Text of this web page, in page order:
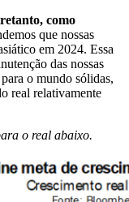
como
que nossas
em 2024. Essa
das nossas
o mundo sólidas,
real relativamente
o real abaixo.